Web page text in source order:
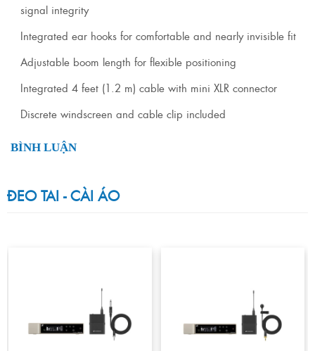
signal integrity
Integrated ear hooks for comfortable and nearly invisible fit
Adjustable boom length for flexible positioning
Integrated 4 feet (1.2 m) cable with mini XLR connector
Discrete windscreen and cable clip included
BÌNH LUẬN
ĐEO TAI - CÀI ÁO